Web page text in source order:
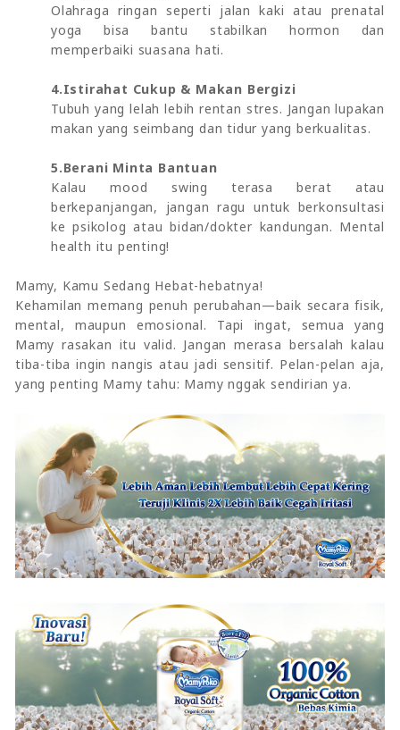
Olahraga ringan seperti jalan kaki atau prenatal
yoga bisa bantu stabilkan hormon dan
memperbaiki suasana hati.
4.Istirahat Cukup & Makan Bergizi
Tubuh yang lelah lebih rentan stres. Jangan lupakan
makan yang seimbang dan tidur yang berkualitas.
5.Berani Minta Bantuan
Kalau mood swing terasa berat atau
berkepanjangan, jangan ragu untuk berkonsultasi
ke psikolog atau bidan/dokter kandungan. Mental
health itu penting!
Mamy, Kamu Sedang Hebat-hebatnya!
Kehamilan memang penuh perubahan—baik secara fisik,
mental, maupun emosional. Tapi ingat, semua yang
Mamy rasakan itu valid. Jangan merasa bersalah kalau
tiba-tiba ingin nangis atau jadi sensitif. Pelan-pelan aja,
yang penting Mamy tahu: Mamy nggak sendirian ya.